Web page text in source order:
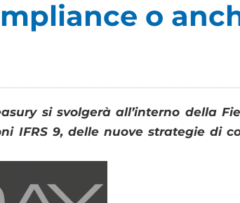
o
si svolgerà all’interno della
IFRS 9, delle nuove strategie di